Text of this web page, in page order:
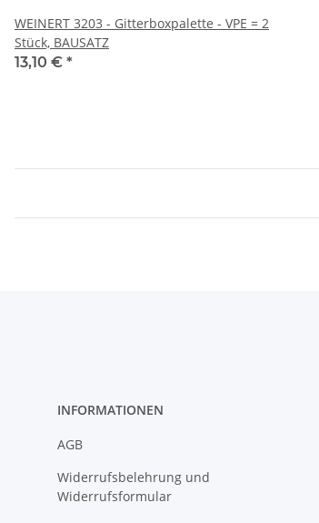
WEINERT 3203 - Gitterboxpalette - VPE = 2
Stück, BAUSATZ
13,10 € *
INFORMATIONEN
AGB
Widerrufsbelehrung und
Widerrufsformular